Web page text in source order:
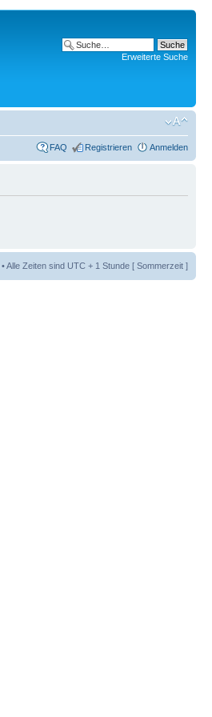
Erweiterte Suche
FAQ Registrieren Anmelden
• Alle Zeiten sind UTC + 1 Stunde [ Sommerzeit ]